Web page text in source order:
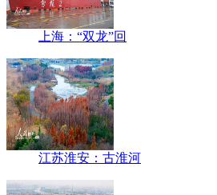
上海：“双龙”回
江苏淮安：古淮河